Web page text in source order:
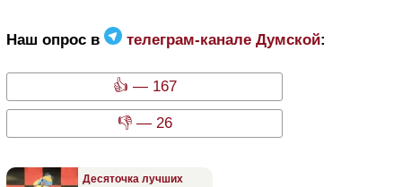
Наш опрос в телеграм-канале Думской:
👍 — 167
👎 — 26
Десяточка лучших